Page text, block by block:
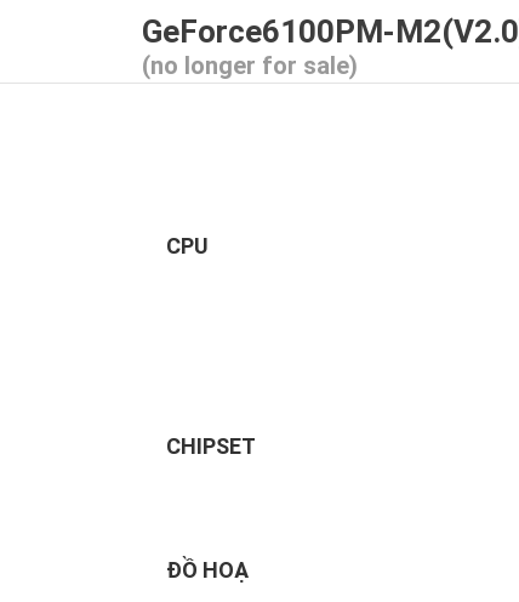
GeForce6100PM-
(no longer for sale)
CPU
CHIPSET
ĐỒ HOẠ